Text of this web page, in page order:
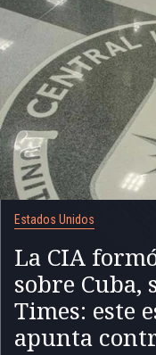
Estados Unidos
La CIA
sobre Cuba,
Times: este
apunta